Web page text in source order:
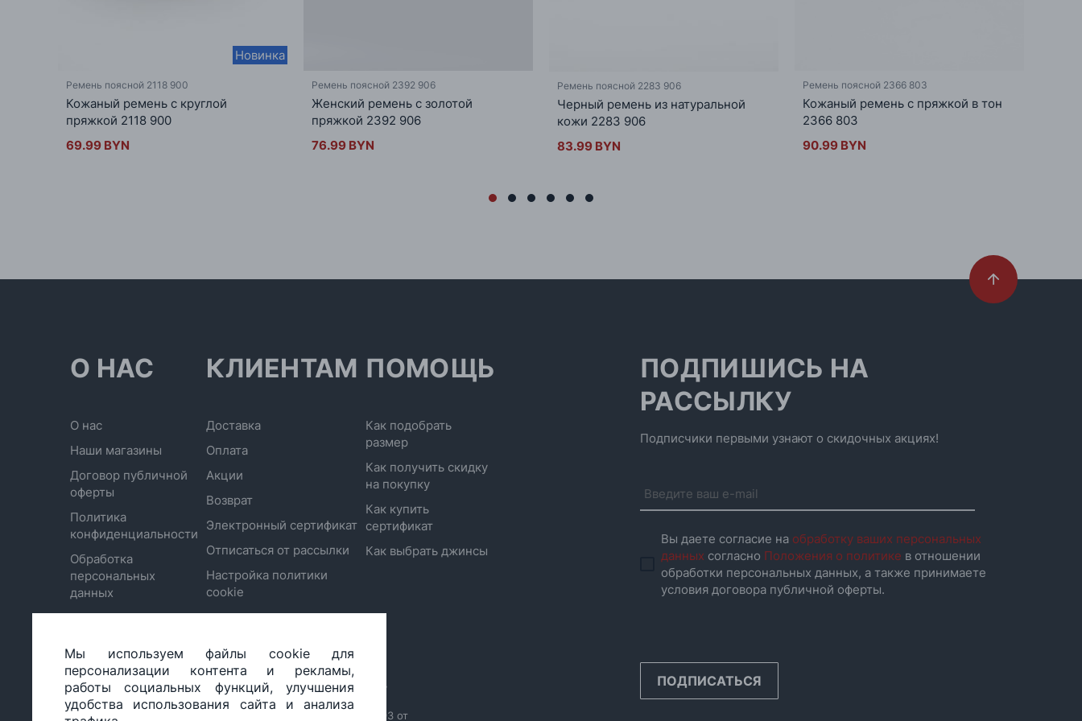
Новинка
Ремень поясной 2118 900
Кожаный ремень с круглой
пряжкой 2118 900
69.99 BYN
Ремень поясной 2392 906
Женский ремень с золотой
пряжкой 2392 906
76.99 BYN
Ремень поясной 2283 906
Черный ремень из натуральной
кожи 2283 906
83.99 BYN
Ремень поясной 2366 803
Кожаный ремень с пряжкой в тон
2366 803
90.99 BYN
О НАС
О нас
Наши магазины
Договор публичной
оферты
Политика
конфиденциальности
Обработка
персональных
данных
КЛИЕНТАМ
Доставка
Оплата
Акции
Возврат
Электронный сертификат
Отписаться от рассылки
Настройка политики
cookie
ПОМОЩЬ
Как подобрать
размер
Как получить скидку
на покупку
Как купить
сертификат
Как выбрать джинсы
ООО «БИГ СТАР», УНП 490986593
Юридический адрес: 220035, Республика Беларусь, г.Минск,
ул.Тимирязева 65Б, оф.1107Б
Свидетельство о государственной регистрации: №490986593 от
ПОДПИШИСЬ НА
РАССЫЛКУ
Подписчики первыми узнают о скидочных акциях!
Вы даете согласие на обработку ваших персональных
данных согласно Положения о политике в отношении
обработки персональных данных, а также принимаете
условия договора публичной оферты.
ПОДПИСАТЬСЯ
Мы используем файлы cookie для
персонализации контента и рекламы,
работы социальных функций, улучшения
удобства использования сайта и анализа